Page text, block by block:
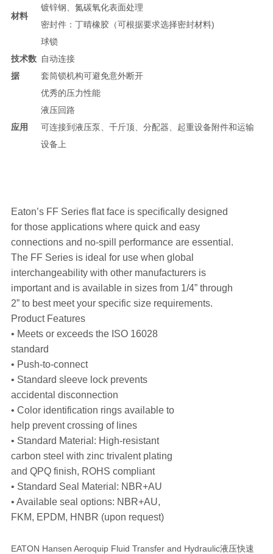
材料
镀锌钢、氮碳氧化表面处理
密封件：丁晴橡胶（可根据要求选择密封材料)
技术数
据
球锁
自动连接
套筒锁机构可避免意外断开
优秀的压力性能
应用
液压回路
可连接到液压泵、千斤顶、分配器、起重设备附件和运输
设备上
Eaton’s FF Series flat face is specifically designed
for those applications where quick and easy
connections and no-spill performance are essential.
The FF Series is ideal for use when global
interchangeability with other manufacturers is
important and is available in sizes from 1/4” through
2” to best meet your specific size requirements.
Product Features
• Meets or exceeds the ISO 16028
standard
• Push-to-connect
• Standard sleeve lock prevents
accidental disconnection
• Color identification rings available to
help prevent crossing of lines
• Standard Material: High-resistant
carbon steel with zinc trivalent plating
and QPQ finish, ROHS compliant
• Standard Seal Material: NBR+AU
• Available seal options: NBR+AU,
FKM, EPDM, HNBR (upon request)
EATON Hansen Aeroquip Fluid Transfer and Hydraulic液压快速